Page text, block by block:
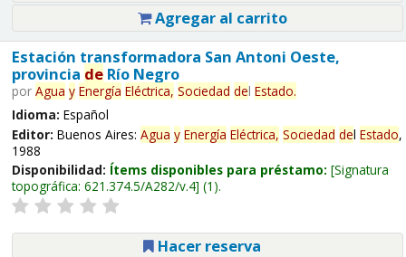
Agregar al carrito
Estación transformadora San Antoni Oeste,
provincia deRío Negro
por Agua y Energía Eléctrica, Sociedad del Estado.
Idioma: Español
Editor: Buenos Aires: Agua y Energía Eléctrica, Sociedad del Estado,
1988
Disponibilidad: Ítems disponibles para préstamo: Signatura
topográfica: 621.374.5/A282/v.4 (1).
Hacer reserva